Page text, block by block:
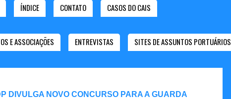
ÍNDICE CONTATO CASOS DO CAIS
E ASSOCIAÇÕES ENTREVISTAS SITES DE ASSUNTOS PORTUÁRIOS
DIVULGA NOVO CONCURSO PARA A GUARDA